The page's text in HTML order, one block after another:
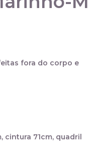
fora do corpo e
cintura 71cm, quadril